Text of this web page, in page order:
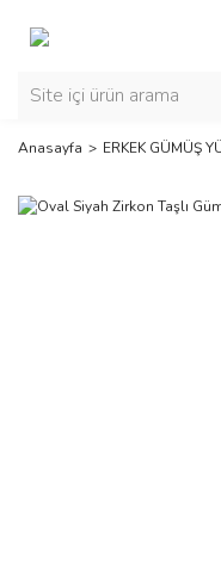
Anasayfa ERKEK GÜMÜŞ